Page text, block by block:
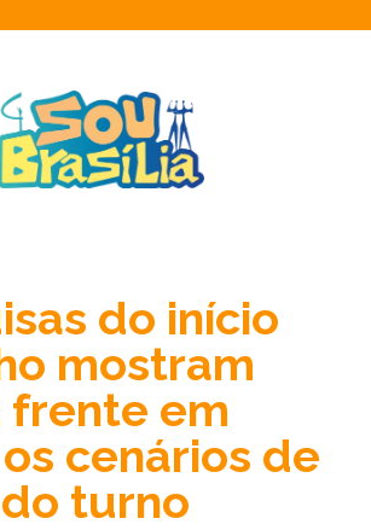
do início
mostram
frente em
cenários de
turno